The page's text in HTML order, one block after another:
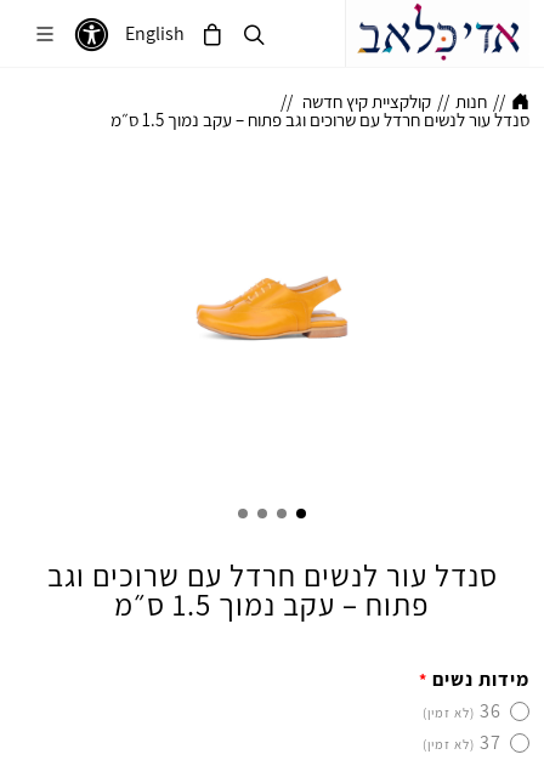
English
// חנות // קולקציית קיץ חדשה //
סנדל עור לנשים חרדל עם שרוכים וגב פתוח – עקב נמוך 1.5 ס״מ
סנדל עור לנשים חרדל עם שרוכים וגב
פתוח – עקב נמוך 1.5 ס״מ
מידות נשים *
36 (לא זמין)
37 (לא זמין)